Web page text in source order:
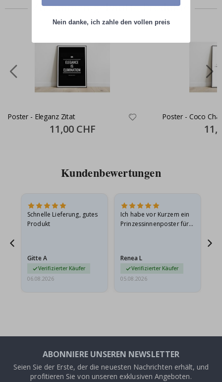
Zusammen gekaufte Produkte
Poster - Eleganz Zitat
Special
Price
11,00 CHF
Poster - Coco
Price
Kundenbewertungen
Schnelle Lieferung, gutes
Produkt
Gitte A
Verifizierter Käufer
06.08.2026
Ich habe vor Kurzem ein
Prinzessinnenposter für
beschädigt…
Renea L
Verifizierter Käufer
05.08.2026
ABONNIERE UNSEREN NEWSLETTER
Seien Sie der Erste, der die neuesten Nachrichten erhält, und
profitieren Sie von unseren exklusiven Angeboten.
Nein danke, ich zahle den vollen preis